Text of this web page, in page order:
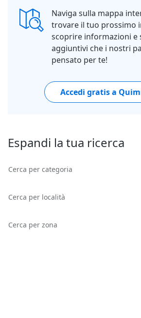
Naviga sulla mappa
trovare il tuo prossimo
scoprire informazioni e
aggiuntivi che i nostri
pensato per te!
Accedi gratis a
Espandi la tua ricerca
Cerca per categoria
Cerca per località
Cerca per zona